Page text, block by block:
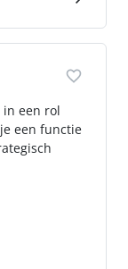
een rol
een functie